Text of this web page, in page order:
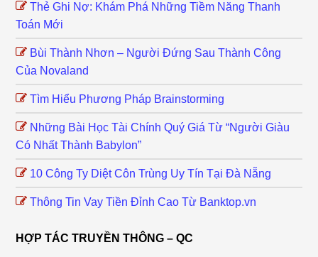
Thẻ Ghi Nợ: Khám Phá Những Tiềm Năng Thanh
Toán Mới
Bùi Thành Nhơn – Người Đứng Sau Thành Công
Của Novaland
Tìm Hiểu Phương Pháp Brainstorming
Những Bài Học Tài Chính Quý Giá Từ “Người Giàu
Có Nhất Thành Babylon”
10 Công Ty Diệt Côn Trùng Uy Tín Tại Đà Nẵng
Thông Tin Vay Tiền Đỉnh Cao Từ Banktop.vn
HỢP TÁC TRUYỀN THÔNG – QC